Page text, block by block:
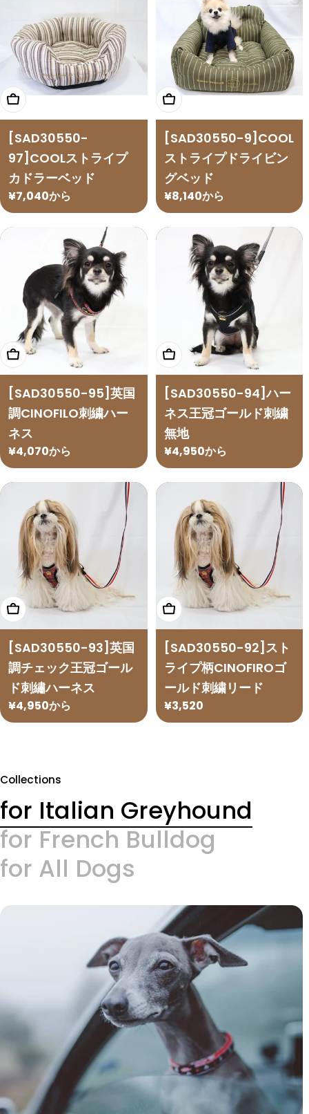
オプションを選択
[SAD30550-
97]COOLストライプ
カドラーベッド
通
常
価
¥7,040から
オプションを選択
[SAD30550-9]COOL
ストライプドライビン
グベッド
通
常
価
¥8,140から
オプションを選択
[SAD30550-95]英国
調CINOFILO刺繍ハー
ネス
通
常
価
¥4,070から
オプションを選択
[SAD30550-94]ハー
ネス王冠ゴールド刺繍
無地
通
常
価
¥4,950から
オプションを選択
[SAD30550-93]英国
調チェック王冠ゴール
ド刺繡ハーネス
通
常
¥4,950から
オプションを選択
[SAD30550-92]スト
ライプ柄CINOFIROゴ
ールド刺繍リード
通
常
¥3,520
Collections
for Italian Greyhound
for French Bulldog
for All Dogs